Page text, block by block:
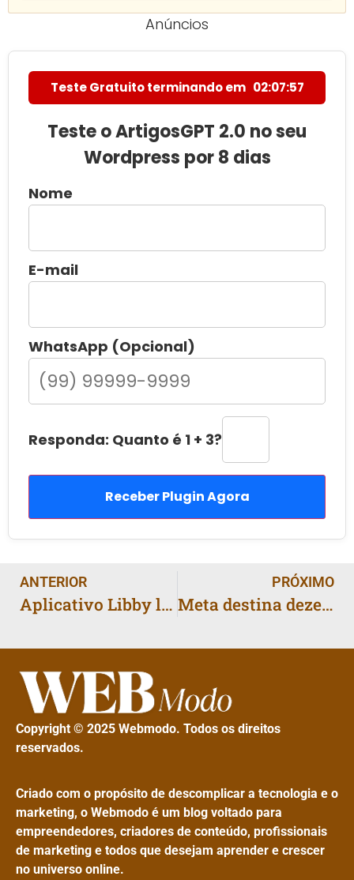
Anúncios
Teste Gratuito terminando em 02:07:56
Teste o ArtigosGPT 2.0 no seu
Wordpress por 8 dias
Nome
E-mail
WhatsApp (Opcional)
Responda: Quanto é 1 + 3?
Receber Plugin Agora
ANTERIOR
Aplicativo Libby lança recomendação por IA e recebe críticas de usuários e bibliotecários
PRÓXIMO
Meta destina dezenas de milhões a super PAC pró-IA na Califórnia
Copyright © 2025 Webmodo. Todos os direitos
reservados.
Criado com o propósito de descomplicar a tecnologia e o
marketing, o Webmodo é um blog voltado para
empreendedores, criadores de conteúdo, profissionais
de marketing e todos que desejam aprender e crescer
no universo online.